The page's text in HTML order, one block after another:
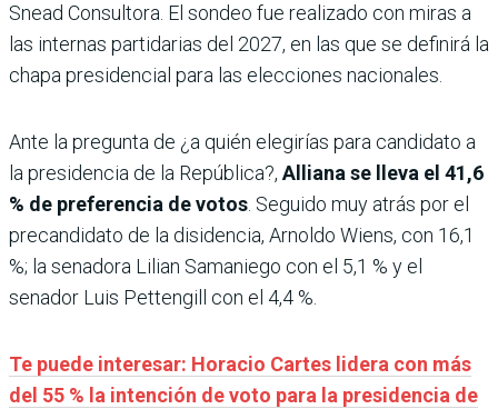
Snead Consultora. El sondeo fue realizado con miras a
las internas partidarias del 2027, en las que se definirá la
chapa presidencial para las elecciones nacionales.
Ante la pregunta de ¿a quién elegirías para candidato a
la presidencia de la República?, Alliana se lleva el 41,6
% de preferencia de votos . Seguido muy atrás por el
precandidato de la disidencia, Arnoldo Wiens, con 16,1
%; la senadora Lilian Samaniego con el 5,1 % y el
senador Luis Pettengill con el 4,4 %.
Te puede interesar: Horacio Cartes lidera con más
del 55 % la intención de voto para la presidencia de